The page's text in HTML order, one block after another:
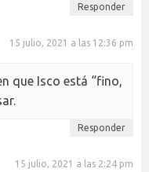
Responder
15 julio, 2021 a las 12:36 pm
que Isco está “fino,
Responder
15 julio, 2021 a las 2:24 pm